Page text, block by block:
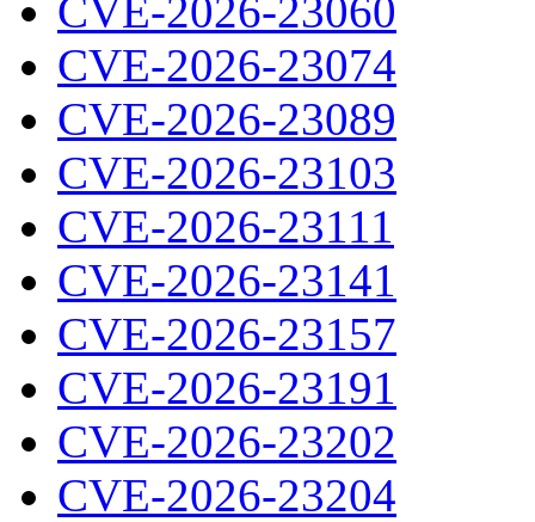
CVE-2026-23060
CVE-2026-23074
CVE-2026-23089
CVE-2026-23103
CVE-2026-23111
CVE-2026-23141
CVE-2026-23157
CVE-2026-23191
CVE-2026-23202
CVE-2026-23204